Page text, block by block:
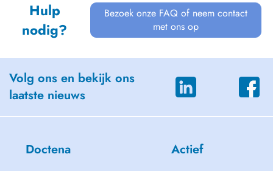
Hulp
nodig?
Bezoek onze FAQ of neem contact
met ons op
Volg ons en bekijk ons
laatste nieuws
Doctena Actief